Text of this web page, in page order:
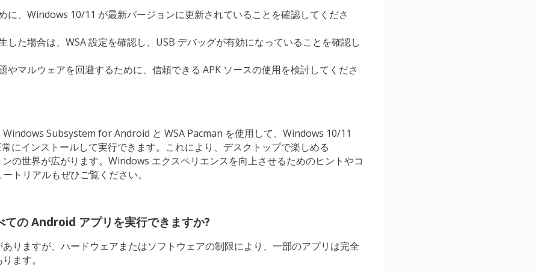
に、Windows 10/11 が最新バージョンに更新されていることを確認してくださ
した場合は、WSA 設定を確認し、USB デバッグが有効になっていることを確認し
やマルウェアを回避するために、信頼できる APK ソースの使用を検討してくださ
Windows Subsystem for Android と WSA Pacman を使用して、Windows 10/11
にインストールして実行できます。これにより、デスクトップで楽しめる
の世界が広がります。Windows エクスペリエンスを向上させるためのヒントやコ
トリアルもぜひご覧ください。
ての Android アプリを実行できますか?
りますが、ハードウェアまたはソフトウェアの制限により、一部のアプリは完全
ます。